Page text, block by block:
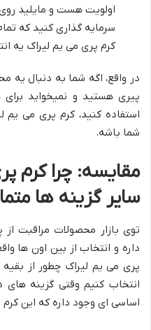
اولویت هست و مایلید
سرمایه گذاری کنید که
کرم پری می یم لیراک یه
در واقع، اگه شما به دنبال یه
پیری هستید و نمیخواید
استفاده کنید، کرم پری می
شما باشه.
مقایسه: چرا کرم
سایر گزینه ها
توی بازار محصولات مراقبت
داره و انتخاب از بین اون ها
پری می یم لیراک چطور از بقیه
انتخاب کنیم وقتی گزینه
اساسی ای وجود داره که این